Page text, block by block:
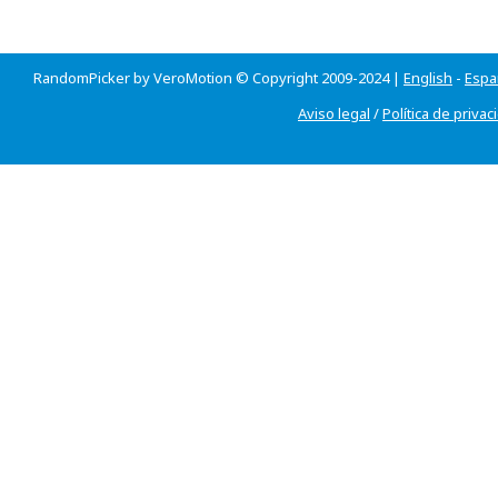
RandomPicker by VeroMotion © Copyright 2009-2024 | English -
Aviso legal /Política de